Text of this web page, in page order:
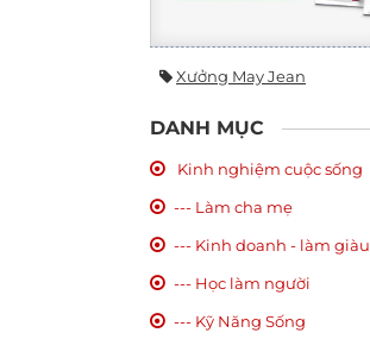
Xưởng May Jean
DANH MỤC
Kinh nghiệm cuộc sống
--- Làm cha mẹ
--- Kinh doanh - làm giàu
--- Học làm người
--- Kỹ Năng Sống